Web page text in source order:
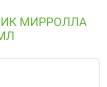
МИРРОЛЛА